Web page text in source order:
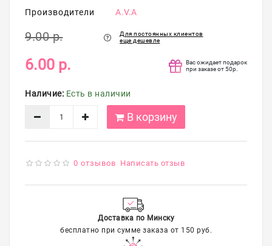
Распродажа
Производители A.V.A
9.00 р.
Для постоянных клиентов
еще дешевле
6.00 р.
Вас ожидает подарок
при заказе от 50р.
Наличие: Есть в наличии
В корзину
0 отзывов Написать отзыв
Доставка по Минску
бесплатно при сумме заказа от 150 руб.